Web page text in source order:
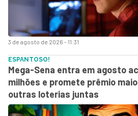
3 de agosto de 2026 - 11:31
ESPANTOSO!
Mega-Sena entra em agosto
milhões e promete prêmio
outras loterias juntas